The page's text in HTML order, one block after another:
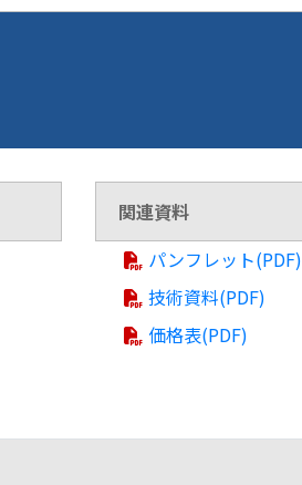
関連資料
パンフレット(PDF)
技術資料(PDF)
価格表(PDF)